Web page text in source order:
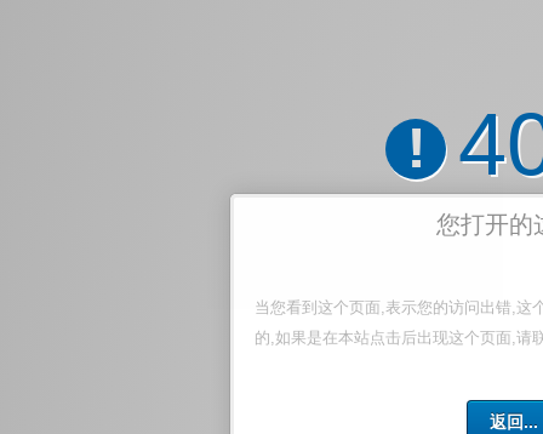
!
您打开的
当您看到这个页面,表示您的访问出错,这
的,如果是在本站点击后出现这个页面,请
返回...